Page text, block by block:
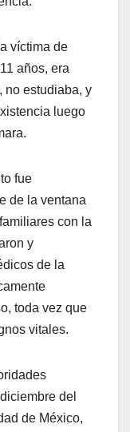
víctima de
años, era
no estudiaba, y
luego
fue
de la ventana
con la
y
de la
toda vez que
vitales.
del
de México,